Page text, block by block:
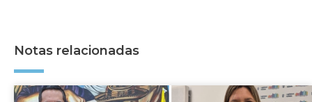
Notas relacionadas